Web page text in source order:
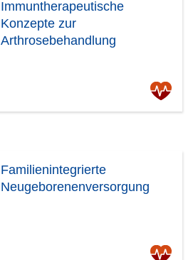
Immuntherapeutische
Konzepte zur
Arthrosebehandlung
Familienintegrierte
Neugeborenenversorgung